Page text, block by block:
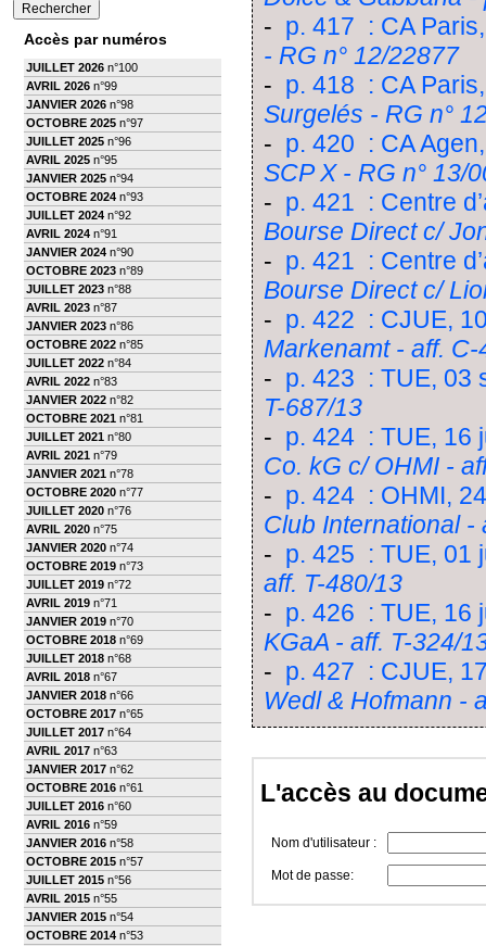
Accès par numéros
JUILLET 2026 n°100
AVRIL 2026 n°99
JANVIER 2026 n°98
OCTOBRE 2025 n°97
JUILLET 2025 n°96
AVRIL 2025 n°95
JANVIER 2025 n°94
OCTOBRE 2024 n°93
JUILLET 2024 n°92
AVRIL 2024 n°91
JANVIER 2024 n°90
OCTOBRE 2023 n°89
JUILLET 2023 n°88
AVRIL 2023 n°87
JANVIER 2023 n°86
OCTOBRE 2022 n°85
JUILLET 2022 n°84
AVRIL 2022 n°83
JANVIER 2022 n°82
OCTOBRE 2021 n°81
JUILLET 2021 n°80
AVRIL 2021 n°79
JANVIER 2021 n°78
OCTOBRE 2020 n°77
JUILLET 2020 n°76
AVRIL 2020 n°75
JANVIER 2020 n°74
OCTOBRE 2019 n°73
JUILLET 2019 n°72
AVRIL 2019 n°71
JANVIER 2019 n°70
OCTOBRE 2018 n°69
JUILLET 2018 n°68
AVRIL 2018 n°67
JANVIER 2018 n°66
OCTOBRE 2017 n°65
JUILLET 2017 n°64
AVRIL 2017 n°63
JANVIER 2017 n°62
OCTOBRE 2016 n°61
JUILLET 2016 n°60
AVRIL 2016 n°59
JANVIER 2016 n°58
OCTOBRE 2015 n°57
JUILLET 2015 n°56
AVRIL 2015 n°55
JANVIER 2015 n°54
OCTOBRE 2014 n°53
- p. 417 : CA
- RG n° 12/22877
- p. 418 : CA
Surgelés - RG n°
- p. 420 : CA
SCP X - RG n° 13/
- p. 421 : Centre
Bourse Direct c/
- p. 421 : Centre
Bourse Direct c/
- p. 422 : CJUE,
Markenamt - aff. C-
- p. 423 : TUE, 03
T-687/13
- p. 424 : TUE, 16
Co. kG c/ OHMI -
- p. 424 : OHMI,
Club International -
- p. 425 : TUE, 01
aff. T-480/13
- p. 426 : TUE, 16
KGaA - aff. T-324/
- p. 427 : CJUE,
Wedl & Hofmann -
L'accès au
Nom d'utilisateur :
Mot de passe: